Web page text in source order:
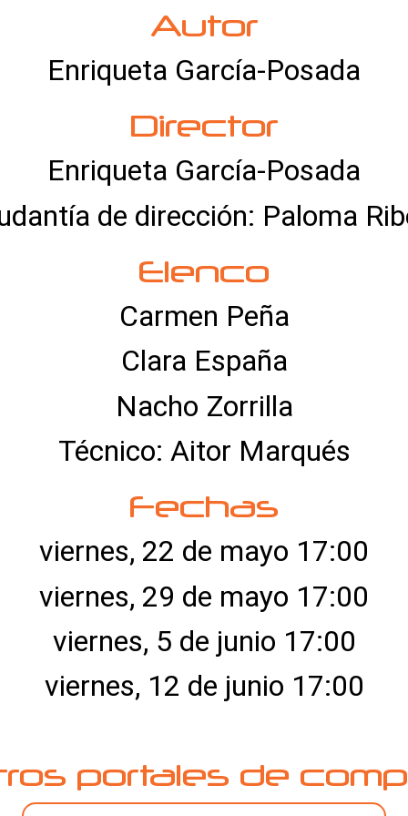
Autor
Enriqueta García-Posada
Director
Enriqueta García-Posada
de dirección: Paloma
Elenco
Carmen Peña
Clara España
Nacho Zorrilla
Técnico: Aitor Marqués
Fechas
viernes, 22 de mayo 17:00
viernes, 29 de mayo 17:00
viernes, 5 de junio 17:00
viernes, 12 de junio 17:00
portales de